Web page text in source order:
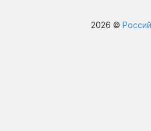
2026 ©